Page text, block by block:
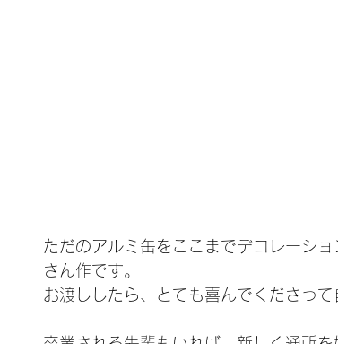
ただのアルミ缶をここまでデコレーシ
さん作です。
お渡ししたら、とても喜んでくださって